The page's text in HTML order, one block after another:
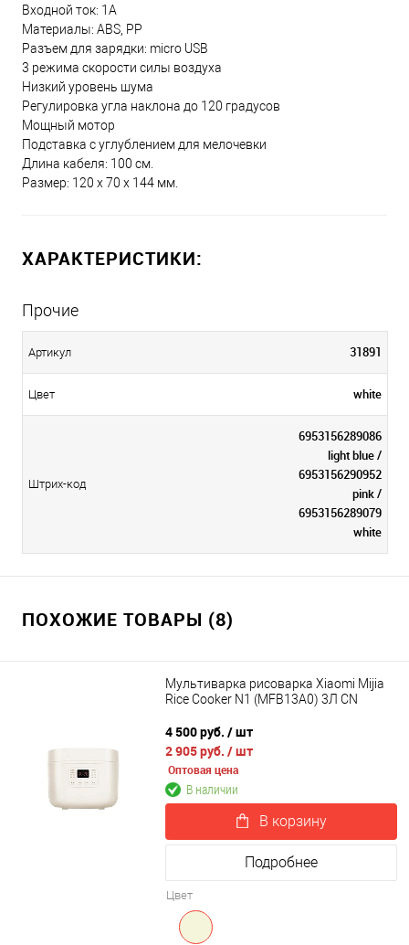
Входной ток: 1A
Материалы: ABS, PP
Разъем для зарядки: micro USB
3 режима скорости силы воздуха
Низкий уровень шума
Регулировка угла наклона до 120 градусов
Мощный мотор
Подставка с углублением для мелочевки
Длина кабеля: 100 см.
Размер: 120 х 70 х 144 мм.
ХАРАКТЕРИСТИКИ:
Прочие
Артикул 31891
Цвет white
Штрих-код
6953156289086
light blue /
6953156290952
pink /
6953156289079
white
ПОХОЖИЕ ТОВАРЫ (8)
Мультиварка рисоварка Xiaomi Mijia
Rice Cooker N1 (MFB13A0) 3Л CN
4 500 руб. / шт
2 905 руб. / шт
Оптовая цена
В наличии
В корзину
Подробнее
Цвет